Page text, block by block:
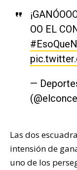
OO EL
—
Las dos
intensión de
uno de los